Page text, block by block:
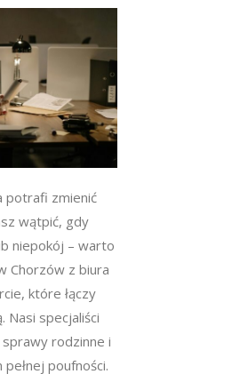
potrafi zmienić
wątpić, gdy
niepokój – warto
Chorzów z biura
które łączy
Nasi specjaliści
rodzinne i
poufności.